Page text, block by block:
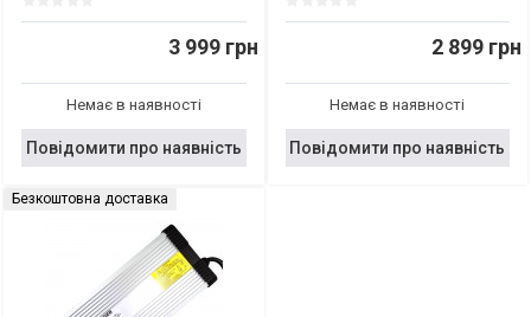
3 999 грн
Немає в наявності
Повідомити про наявність
2 899 грн
Немає в наявності
Повідомити про наявність
Безкоштовна доставка